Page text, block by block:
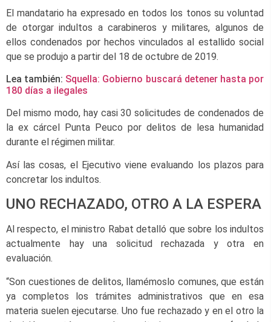
El mandatario ha expresado en todos los tonos su voluntad
de otorgar indultos a carabineros y militares, algunos de
ellos condenados por hechos vinculados al estallido social
que se produjo a partir del 18 de octubre de 2019.
Lea también: Squella: Gobierno buscará detener hasta por
180 días a ilegales
Del mismo modo, hay casi 30 solicitudes de condenados de
la ex cárcel Punta Peuco por delitos de lesa humanidad
durante el régimen militar.
Así las cosas, el Ejecutivo viene evaluando los plazos para
concretar los indultos.
UNO RECHAZADO, OTRO A LA ESPERA
Al respecto, el ministro Rabat detalló que sobre los indultos
actualmente hay una solicitud rechazada y otra en
evaluación.
“Son cuestiones de delitos, llamémoslo comunes, que están
ya completos los trámites administrativos que en esa
materia suelen ejecutarse. Uno fue rechazado y en el otro la